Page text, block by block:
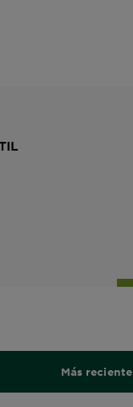
Más reciente